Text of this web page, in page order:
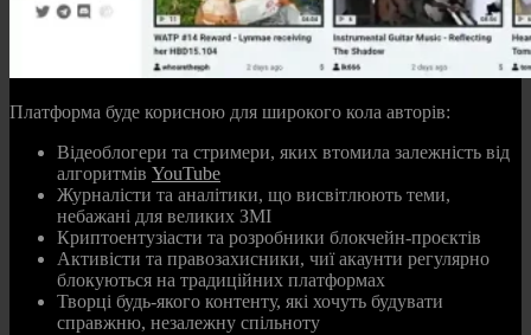
Платформа буде корисною для широкого кола авторів:
Відеоблогери та стримери, яких втомила залежність від
алгоритмів YouTube
Журналісти та аналітики, що висвітлюють теми,
небажані для великих ЗМІ
Криптоентузіасти та розробники блокчейн-проєктів
Активісти та правозахисники, чиї акаунти регулярно
блокуються на традиційних платформах
Творці будь-якого контенту, які хочуть будувати
справжню, незалежну спільноту